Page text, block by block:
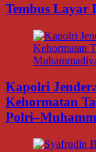
Tembus Layar
Kapolri
Kehormatan